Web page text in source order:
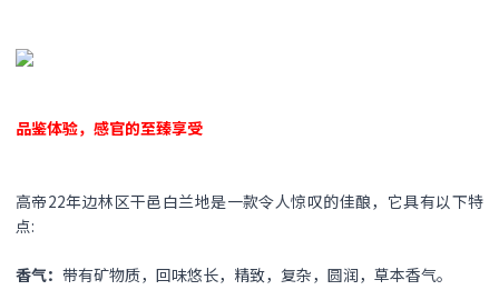
品鉴体验，感官的至臻享受
高帝22年边林区干邑白兰地是一款令人惊叹的佳酿，它具有以下特
点:
香气： 带有矿物质，回味悠长，精致，复杂，圆润，草本香气。